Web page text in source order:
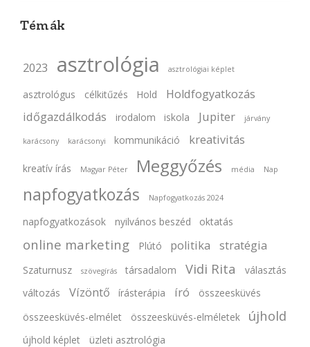
Témák
2023 asztrológia asztrológiai képlet
asztrológus célkitűzés Hold
Holdfogyatkozás
időgazdálkodás
irodalom iskola Jupiter járvány
karácsony karácsonyi kommunikáció kreativitás
kreatív írás Magyar Péter Meggyőzés média Nap
napfogyatkozás Napfogyatkozás 2024
napfogyatkozások nyilvános beszéd oktatás
online marketing Plútó politika stratégia
Szaturnusz szövegírás társadalom Vidi Rita
választás
változás
Vízöntő írásterápia író
összeesküvés
összeesküvés-elmélet
összeesküvés-elméletek újhold
újhold képlet üzleti asztrológia